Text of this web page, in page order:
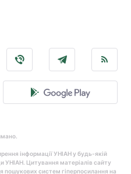
інформації УНІАН у будь-якій
УНІАН. Цитування матеріалів сайту
пошукових систем гіперпосилання на